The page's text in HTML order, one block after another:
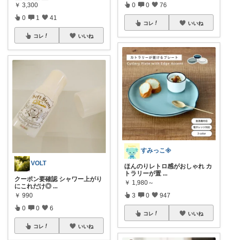
￥ 3,300
0 1 41
コレ いいね
VOLT
クーポン要確認 シャワー上がり
にこれだけ◎ ...
￥ 990
0 0 6
コレ いいね
0 0 76
コレ いいね
すみっこ𖧷
ほんのりレトロ感がおしゃれ カ
トラリーが置 ...
￥ 1,980～
3 0 947
コレ いいね